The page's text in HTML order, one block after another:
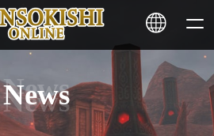
News